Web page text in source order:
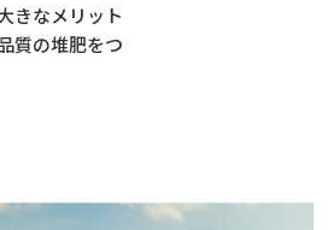
きなメリット
質の堆肥をつ